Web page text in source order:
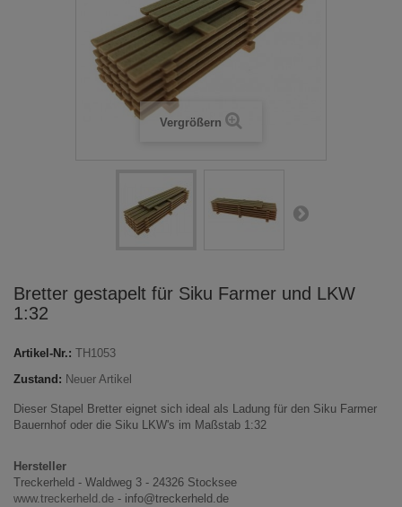
Vergrößern
Bretter gestapelt für Siku Farmer und LKW
1:32
Artikel-Nr.: TH1053
Zustand: Neuer Artikel
Dieser Stapel Bretter eignet sich ideal als Ladung für den Siku Farmer
Bauernhof oder die Siku LKW's im Maßstab 1:32
Hersteller
Treckerheld - Waldweg 3 - 24326 Stocksee
www.treckerheld.de - info@treckerheld.de